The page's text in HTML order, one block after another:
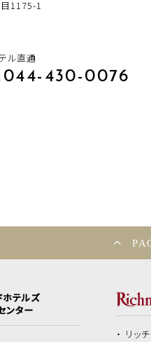
1175-1
ル直通
044-430-0076
ホテルズ
ンター
リッ